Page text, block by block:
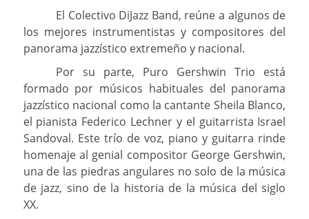
El Colectivo DiJazz Band, reúne a algunos de
los mejores instrumentistas y compositores del
panorama jazzístico extremeño y nacional.
Por su parte, Puro Gershwin Trio está
formado por músicos habituales del panorama
jazzístico nacional como la cantante Sheila Blanco,
el pianista Federico Lechner y el guitarrista Israel
Sandoval. Este trío de voz, piano y guitarra rinde
homenaje al genial compositor George Gershwin,
una de las piedras angulares no solo de la música
de jazz, sino de la historia de la música del siglo
XX.